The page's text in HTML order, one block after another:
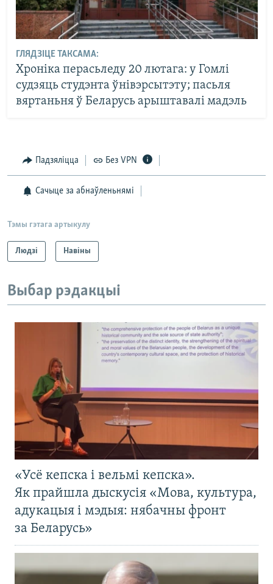
ГЛЯДЗІЦЕ ТАКСАМА:
Хроніка перасьледу 20 лютага: у Гомлі
судзяць студэнта ўнівэрсытэту; пасьля
вяртаньня ў Беларусь арыштавалі мадэль
Падзяліцца Без VPN
Сачыце за абнаўленьнямі
Тэмы гэтага артыкулу
Людзі Навіны
Выбар рэдакцыі
«Усё кепска і вельмі кепска».
Як прайшла дыскусія «Мова, культура,
адукацыя і мэдыя: нябачны фронт
за Беларусь»